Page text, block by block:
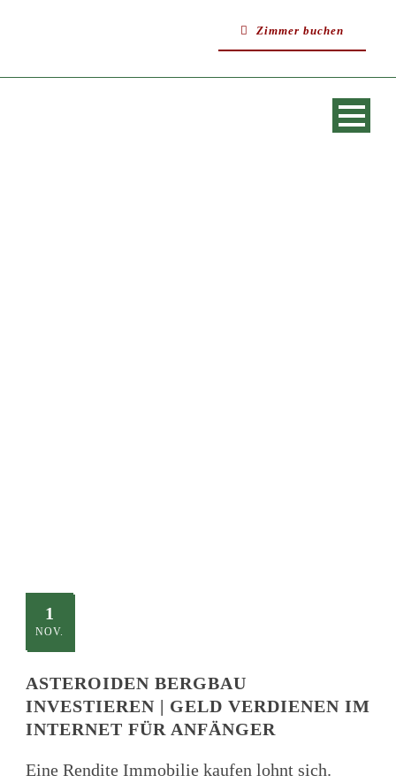
Zimmer buchen
1
NOV.
ASTEROIDEN BERGBAU
INVESTIEREN | GELD VERDIENEN IM
INTERNET FÜR ANFÄNGER
Eine Rendite Immobilie kaufen lohnt sich.